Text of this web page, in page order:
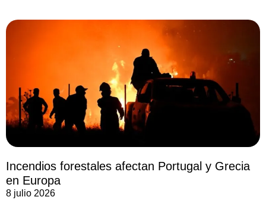
Incendios forestales afectan Portugal y Grecia
en Europa
8 julio 2026